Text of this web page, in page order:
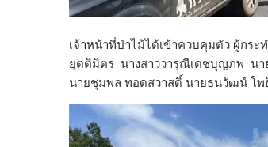
เจ้าหน้าที่ป่าไม้ได้เข้าควบคุมตัว ผู้กร
ยุตติมิตร นางสาววารุณีเดชบุญภพ นา
นายชุมพล ทอดสวาสดิ์ นายธนวัฒน์ โ